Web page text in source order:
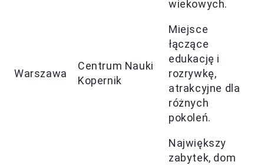
wiekowych.
Warszawa
Centrum Nauki
Kopernik
Miejsce
łączące
edukację i
rozrywkę,
atrakcyjne dla
różnych
pokoleń.
Największy
zabytek, dom